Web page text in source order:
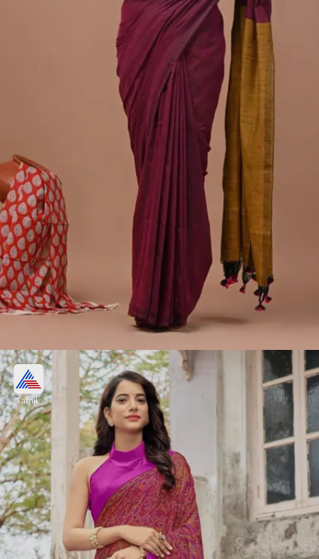
காதி புடவைகள் :
சுற்றுச்சூழலுக்கு உகந்த, முற்றிலும்
இயற்கையான முறையில் நெய்யப்படும்
காதி ஆடைகள் கோடையில் உடலை
இதமாக வைத்திருக்க உதவும்.
Image credits: Pinterest
Tamil